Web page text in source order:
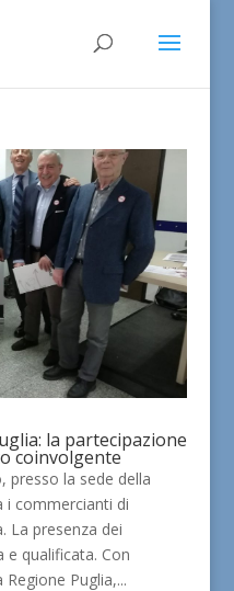
la partecipazione
coinvolgente
presso la sede della
i commercianti di
La presenza dei
qualificata. Con
Regione Puglia,...